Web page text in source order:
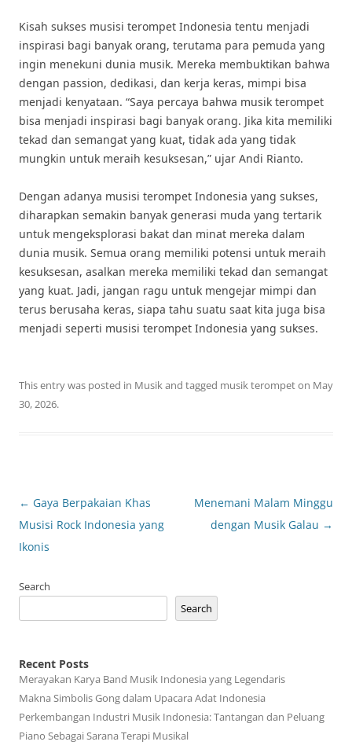
Kisah sukses musisi terompet Indonesia tentu menjadi
inspirasi bagi banyak orang, terutama para pemuda yang
ingin menekuni dunia musik. Mereka membuktikan bahwa
dengan passion, dedikasi, dan kerja keras, mimpi bisa
menjadi kenyataan. “Saya percaya bahwa musik terompet
bisa menjadi inspirasi bagi banyak orang. Jika kita memiliki
tekad dan semangat yang kuat, tidak ada yang tidak
mungkin untuk meraih kesuksesan,” ujar Andi Rianto.
Dengan adanya musisi terompet Indonesia yang sukses,
diharapkan semakin banyak generasi muda yang tertarik
untuk mengeksplorasi bakat dan minat mereka dalam
dunia musik. Semua orang memiliki potensi untuk meraih
kesuksesan, asalkan mereka memiliki tekad dan semangat
yang kuat. Jadi, jangan ragu untuk mengejar mimpi dan
terus berusaha keras, siapa tahu suatu saat kita juga bisa
menjadi seperti musisi terompet Indonesia yang sukses.
This entry was posted in Musikand tagged musik terompeton May
30, 2026.
Post
navigation
← Gaya Berpakaian Khas
Musisi Rock Indonesia yang
Ikonis
Menemani Malam Minggu
dengan Musik Galau →
Search
Search
Recent Posts
Merayakan Karya Band Musik Indonesia yang Legendaris
Makna Simbolis Gong dalam Upacara Adat Indonesia
Perkembangan Industri Musik Indonesia: Tantangan dan Peluang
Piano Sebagai Sarana Terapi Musikal